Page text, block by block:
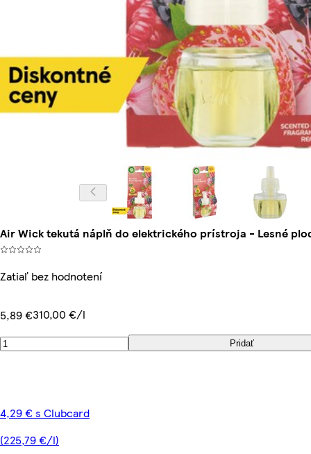
Air Wick tekutá náplň do elektrického prístroja - Lesné
Zatiaľ bez hodnotení
5,89 €310,00 €/l
Pridať
4,29 € s Clubcard
(225,79 €/l)